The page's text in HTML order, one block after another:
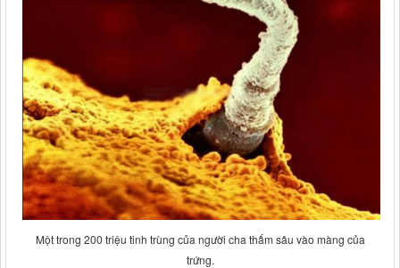
Một trong 200 triệu tinh trùng của người cha thấm sâu vào màng của
trứng.